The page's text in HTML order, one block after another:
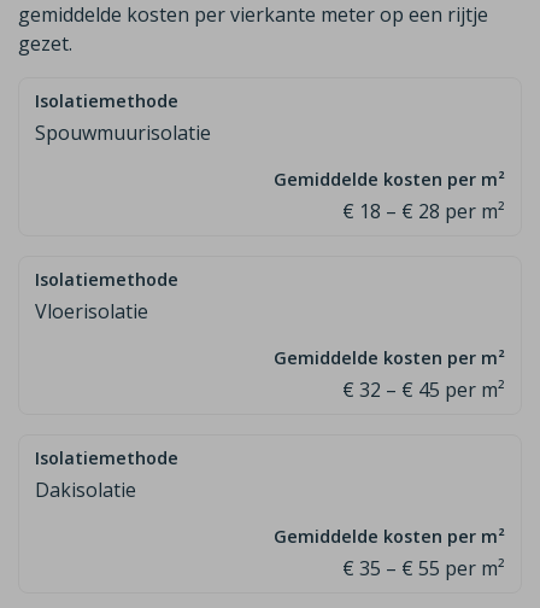
gemiddelde kosten per vierkante meter op een rijtje
gezet.
Spouwmuurisolatie
€ 18 – € 28 per m²
Vloerisolatie
€ 32 – € 45 per m²
Dakisolatie
€ 35 – € 55 per m²